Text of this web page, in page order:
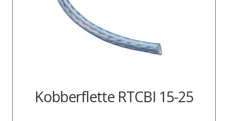
Kobberflette RTCBI 15-25